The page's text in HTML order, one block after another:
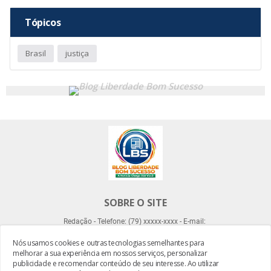
Tópicos
Brasil justiça
SOBRE O SITE
Redação - Telefone: (79) xxxxx-xxxx - E-mail:
Nós usamos cookies e outras tecnologias semelhantes para
melhorar a sua experiência em nossos serviços, personalizar
publicidade e recomendar conteúdo de seu interesse. Ao utilizar